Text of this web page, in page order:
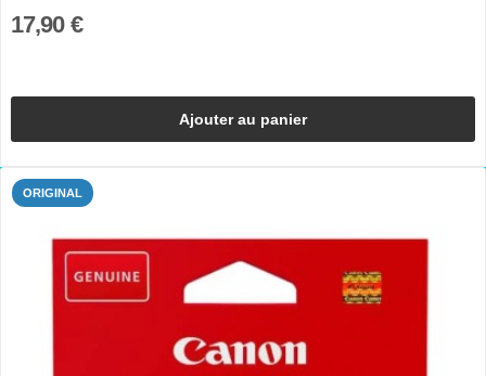
17,90 €
Ajouter au panier
ORIGINAL